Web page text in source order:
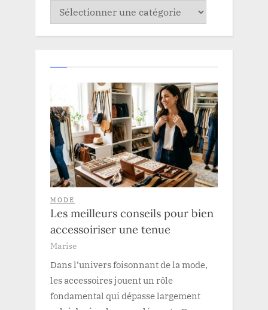
Catégories
MODE
Les meilleurs conseils pour bien
accessoiriser une tenue
Marise
Dans l’univers foisonnant de la mode,
les accessoires jouent un rôle
fondamental qui dépasse largement